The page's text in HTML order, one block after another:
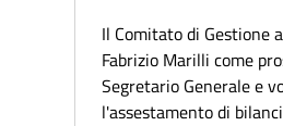
Il Comitato di Gestione
Fabrizio Marilli come
Segretario Generale e
l'assestamento di